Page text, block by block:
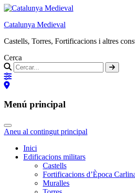
Catalunya Medieval
Castells, Torres, Fortificacions i altres
Cerca
Menú principal
Aneu al contingut principal
Inici
Edificacions militars
Castells
Fortificacions d’Època
Muralles